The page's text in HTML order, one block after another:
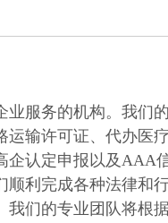
服务的机构。我们
输许可证、代办医
企认定申报以及
利完成各种法律和
们的专业团队将根